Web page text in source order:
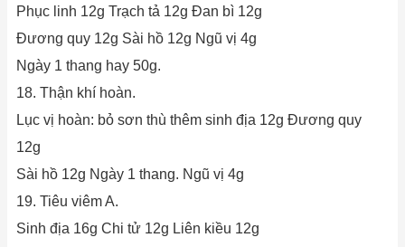
Phục linh 12g Trạch tả 12g Đan bì 12g
Đương quy 12g Sài hồ 12g Ngũ vị 4g
Ngày 1 thang hay 50g.
18. Thận khí hoàn.
Lục vị hoàn: bỏ sơn thù thêm sinh địa 12g Đương quy
12g
Sài hồ 12g Ngày 1 thang. Ngũ vị 4g
19. Tiêu viêm A.
Sinh địa 16g Chi tử 12g Liên kiều 12g